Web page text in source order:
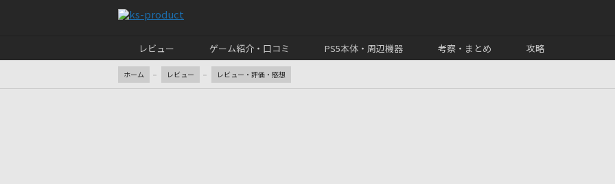
レビュー ゲーム紹介・口コミ PS5本体・周辺機器 考察・まとめ 攻略
ホーム レビュー レビュー・評価・感想